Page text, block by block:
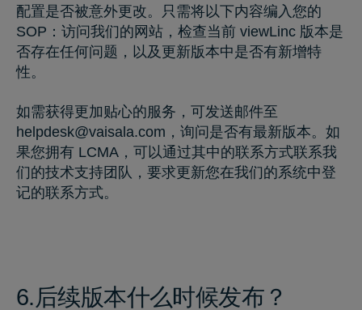
配置是否被意外更改。只需将以下内容编入您的
SOP：访问我们的网站，检查当前 viewLinc 版本是
否存在任何问题，以及更新版本中是否有新增特
性。
如需获得更加贴心的服务，可发送邮件至
helpdesk@vaisala.com ，询问是否有最新版本。如
果您拥有 LCMA，可以通过其中的联系方式联系我
们的技术支持团队，要求更新您在我们的系统中登
记的联系方式。
6.后续版本什么时候发布？